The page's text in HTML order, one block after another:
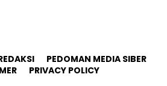
PEDOMAN MEDIA SIBER
PRIVACY POLICY